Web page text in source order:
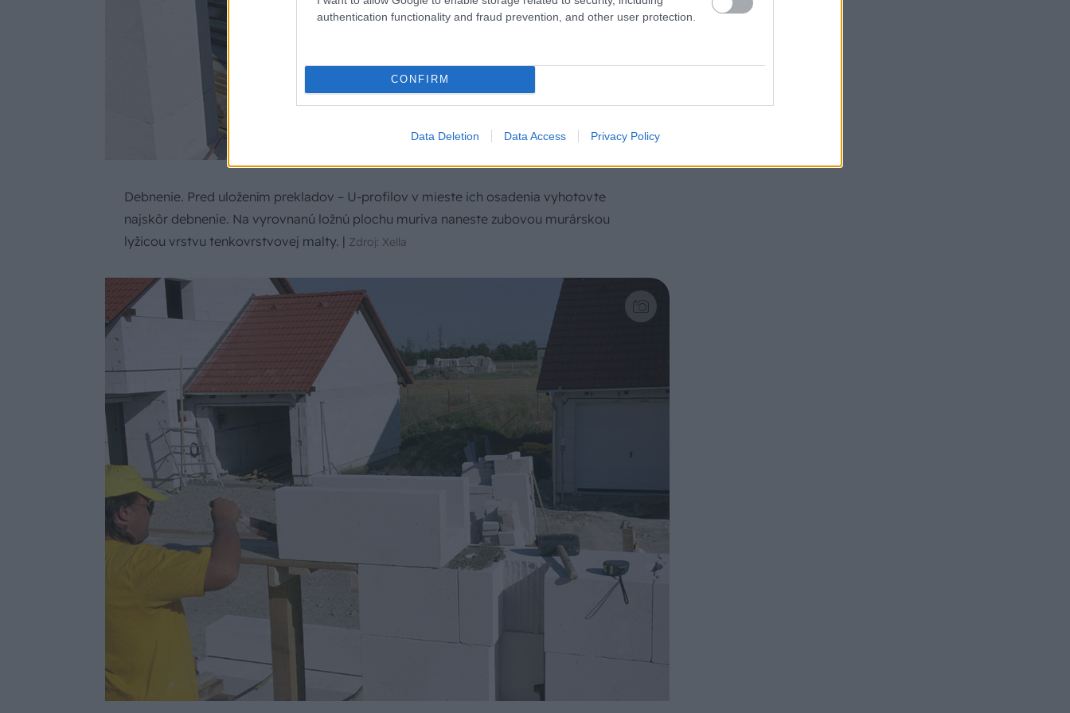
authentication functionality and fraud prevention, and other user protection.
CONFIRM
Data Deletion Data Access Privacy Policy
Debnenie. Pred uložením prekladov – U-profilov v mieste ich osadenia vyhotovte
najskôr debnenie. Na vyrovnanú ložnú plochu muriva naneste zubovou murárskou
lyžicou vrstvu tenkovrstvovej malty. | Zdroj: Xella